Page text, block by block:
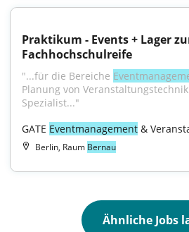
Praktikum - Events + Lager
Fachhochschulreife
"...für die Bereiche
Planung von
Spezialist..."
GATE Eventmanagement &
Berlin, Raum Bernau
Ähnliche Jobs